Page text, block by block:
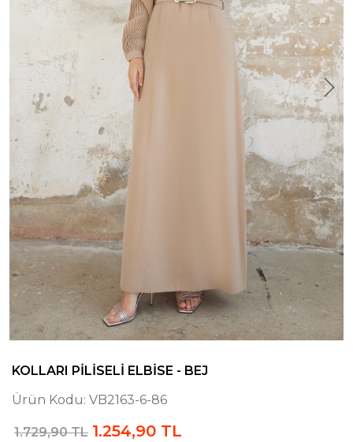
KOLLARI PILISELI ELBISE - BEJ
Ürün Kodu: VB2163-6-86
1.729,90 TL 1.254,90 TL